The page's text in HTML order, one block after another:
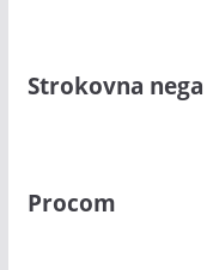
Strokovna
Procom